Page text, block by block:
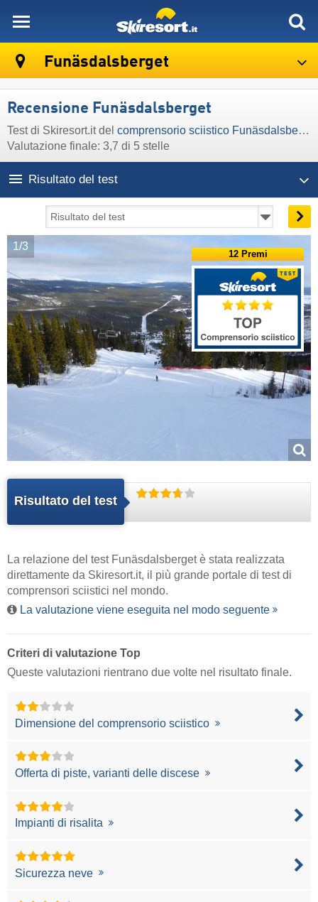
Funäsdalsberget
Recensione Funäsdalsberget
Test di Skiresort.it del comprensorio sciistico Funäsdalsberget
Valutazione finale: 3,7 di 5 stelle
Risultato del test
1/3
Risultato del test
12 Premi
La relazione del test Funäsdalsberget è stata realizzata
direttamente da Skiresort.it, il più grande portale di test di
comprensori sciistici nel mondo.
La valutazione viene eseguita nel modo seguente
Criteri di valutazione Top
Queste valutazioni rientrano due volte nel risultato finale.
Dimensione del comprensorio sciistico
Offerta di piste, varianti delle discese
Impianti di risalita
Sicurezza neve